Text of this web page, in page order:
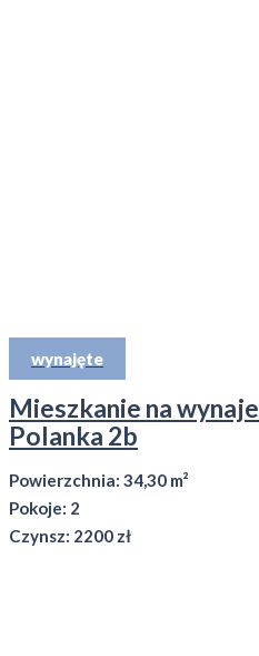
wynajęte
Mieszkanie na
Polanka 2b
Powierzchnia: 34,30 m²
Pokoje: 2
Czynsz: 2200 zł